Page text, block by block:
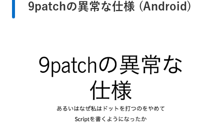
9patchの異常な仕様 (Android)